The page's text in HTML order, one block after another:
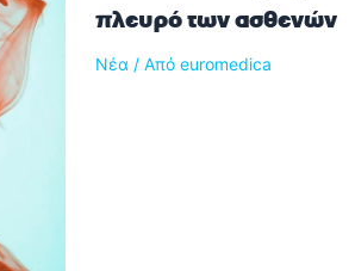
πλευρό των ασθενών
Νέα / Από euromedica